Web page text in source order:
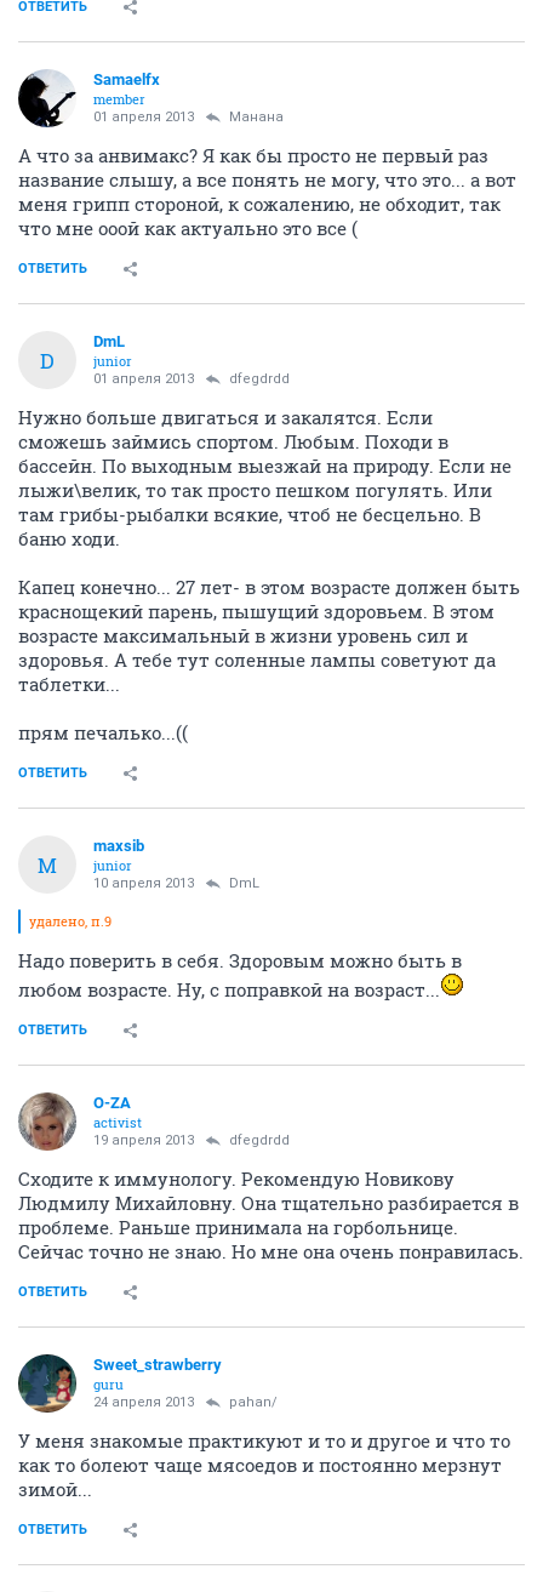
ОТВЕТИТЬ
Samaelfx
member
01 апреля 2013 Манана
А что за анвимакс? Я как бы просто не первый раз
название слышу, а все понять не могу, что это... а вот
меня грипп стороной, к сожалению, не обходит, так
что мне ооой как актуально это все (
ОТВЕТИТЬ
D
DmL
junior
01 апреля 2013 dfegdrdd
Нужно больше двигаться и закалятся. Если
сможешь займись спортом. Любым. Походи в
бассейн. По выходным выезжай на природу. Если не
лыжи\велик, то так просто пешком погулять. Или
там грибы-рыбалки всякие, чтоб не бесцельно. В
баню ходи.
Капец конечно... 27 лет- в этом возрасте должен быть
краснощекий парень, пышущий здоровьем. В этом
возрасте максимальный в жизни уровень сил и
здоровья. А тебе тут соленные лампы советуют да
таблетки...
прям печалько...((
ОТВЕТИТЬ
M
maxsib
junior
10 апреля 2013 DmL
удалено, п.9
Надо поверить в себя. Здоровым можно быть в
любом возрасте. Ну, с поправкой на возраст...
ОТВЕТИТЬ
O-ZA
activist
19 апреля 2013 dfegdrdd
Сходите к иммунологу. Рекомендую Новикову
Людмилу Михайловну. Она тщательно разбирается в
проблеме. Раньше принимала на горбольнице.
Сейчас точно не знаю. Но мне она очень понравилась.
ОТВЕТИТЬ
Sweet_strawberry
guru
24 апреля 2013 pahan/
У меня знакомые практикуют и то и другое и что то
как то болеют чаще мясоедов и постоянно мерзнут
зимой...
ОТВЕТИТЬ